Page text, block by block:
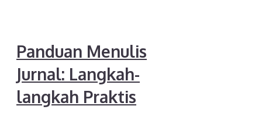
Panduan Menulis
Jurnal: Langkah-
langkah Praktis